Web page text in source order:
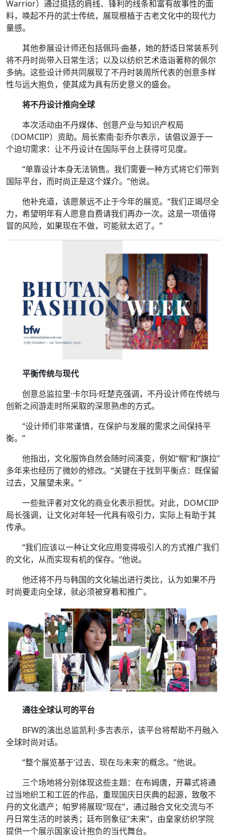
Warrior）通过挺括的肩线、锋利的线条和富有故事性的面
料，唤起不丹的武士传统，展现根植于古老文化中的现代力
量感。
其他参展设计师还包括佩玛·曲基，她的舒适日常装系列
将不丹时尚带入日常生活；以及以纺织艺术造诣著称的佩尔
多纳。这些设计师共同展现了不丹时装周所代表的创意多样
性与远大抱负，使其成为具有历史意义的盛会。
将不丹设计推向全球
本次活动由不丹媒体、创意产业与知识产权局
（DOMCIIP）资助。局长索南·彭乔尔表示，该倡议源于一
个迫切需求：让不丹设计在国际平台上获得可见度。
“单靠设计本身无法销售。我们需要一种方式将它们带到
国际平台，而时尚正是这个媒介。”他说。
他补充道，该愿景远不止于今年的展览。“我们正竭尽全
力，希望明年有人愿意自费请我们再办一次。这是一项值得
冒的风险，如果现在不做，可能就太迟了。”
平衡传统与现代
创意总监拉里·卡尔玛·旺楚克强调，不丹设计师在传统与
创新之间游走时所采取的深思熟虑的方式。
“设计师们非常谨慎，在保护与发展的需求之间保持平
衡。”
他指出，文化服饰自然会随时间演变，例如“帼”和“旗拉”
多年来也经历了微妙的修改。“关键在于找到平衡点：既保留
过去，又展望未来。”
一些批评者对文化的商业化表示担忧。对此，DOMCIIP
局长强调，让文化对年轻一代具有吸引力，实际上有助于其
传承。
“我们应该以一种让文化应用变得吸引人的方式推广我们
的文化，从而实现有机的保存。”他说。
他还将不丹与韩国的文化输出进行类比，认为如果不丹
时尚要走向全球，就必须被穿着和推广。
通往全球认可的平台
BFW的演出总监凯利·多吉表示，该平台将帮助不丹融入
全球时尚对话。
“整个展览基于‘过去、现在与未来’的概念。”他说。
三个场地将分别体现这些主题：在布姆唐，开幕式将通
过当地织工和工匠的作品，重现国庆日庆典的起源，致敬不
丹的文化遗产；帕罗将展现“现在”，通过融合文化交流与不
丹日常生活的时装秀；廷布则象征“未来”，由皇家纺织学院
提供一个展示国家设计抱负的当代舞台。